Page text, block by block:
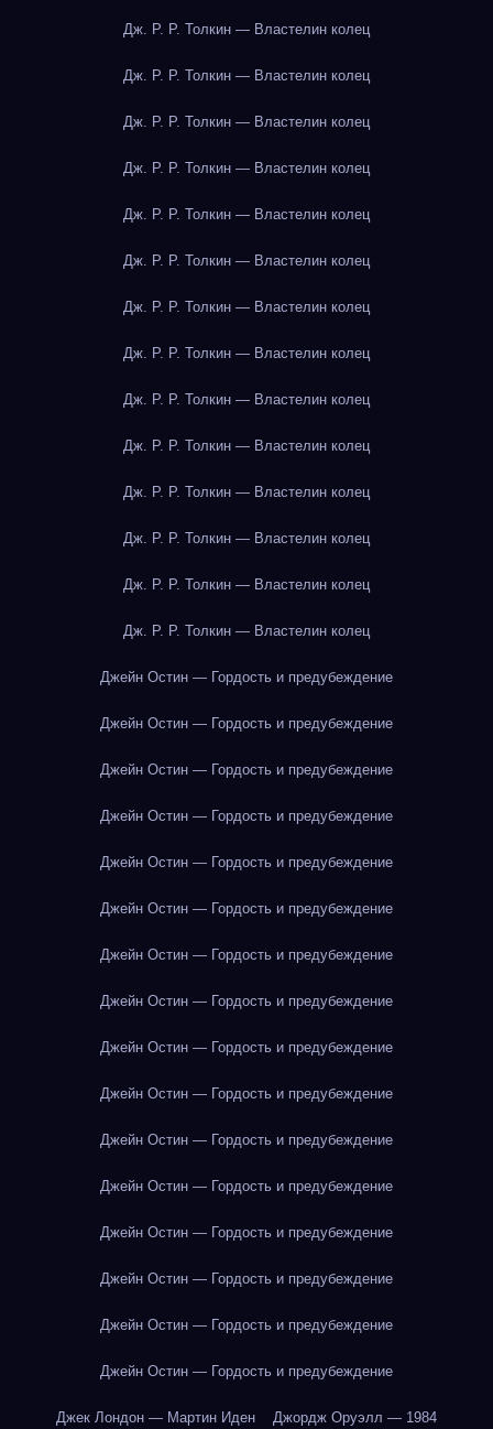
Дж. Р. Р. Толкин — Властелин колец
Дж. Р. Р. Толкин — Властелин колец
Дж. Р. Р. Толкин — Властелин колец
Дж. Р. Р. Толкин — Властелин колец
Дж. Р. Р. Толкин — Властелин колец
Дж. Р. Р. Толкин — Властелин колец
Дж. Р. Р. Толкин — Властелин колец
Дж. Р. Р. Толкин — Властелин колец
Дж. Р. Р. Толкин — Властелин колец
Дж. Р. Р. Толкин — Властелин колец
Дж. Р. Р. Толкин — Властелин колец
Дж. Р. Р. Толкин — Властелин колец
Дж. Р. Р. Толкин — Властелин колец
Дж. Р. Р. Толкин — Властелин колец
Джейн Остин — Гордость и предубеждение
Джейн Остин — Гордость и предубеждение
Джейн Остин — Гордость и предубеждение
Джейн Остин — Гордость и предубеждение
Джейн Остин — Гордость и предубеждение
Джейн Остин — Гордость и предубеждение
Джейн Остин — Гордость и предубеждение
Джейн Остин — Гордость и предубеждение
Джейн Остин — Гордость и предубеждение
Джейн Остин — Гордость и предубеждение
Джейн Остин — Гордость и предубеждение
Джейн Остин — Гордость и предубеждение
Джейн Остин — Гордость и предубеждение
Джейн Остин — Гордость и предубеждение
Джейн Остин — Гордость и предубеждение
Джейн Остин — Гордость и предубеждение
Джек Лондон — Мартин Иден Джордж Оруэлл — 1984